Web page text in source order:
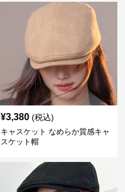
¥3,380 (税込)
キャスケット なめらか質感キャ
スケット帽